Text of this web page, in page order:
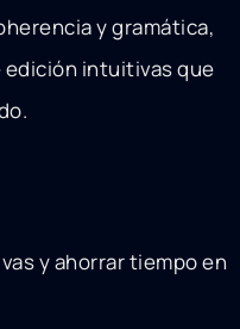
y gramática,
intuitivas que
y ahorrar tiempo en